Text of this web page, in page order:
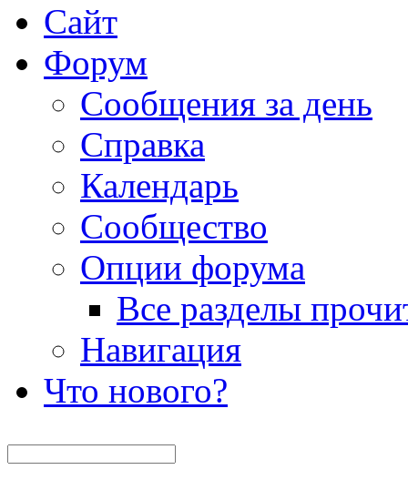
Сайт
Форум
Сообщения за день
Справка
Календарь
Сообщество
Опции форума
Все разделы
Навигация
Что нового?